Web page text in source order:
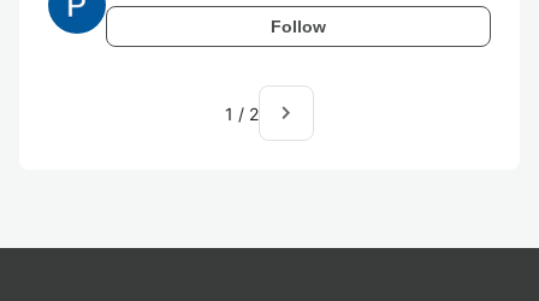
Follow
1 / 2 navigate_next